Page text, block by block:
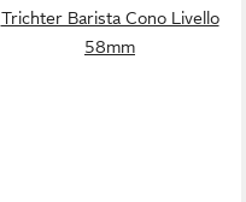
Trichter Barista Cono Livello
58mm